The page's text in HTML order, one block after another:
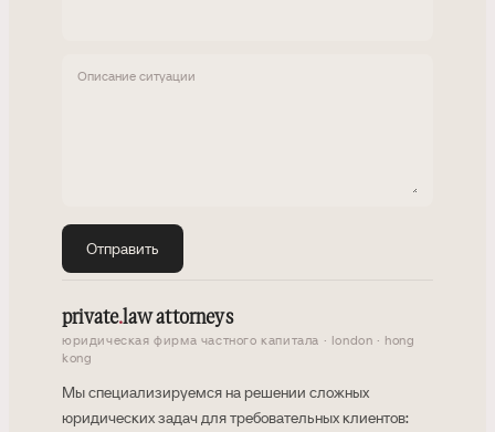
Описание ситуации
Отправить
private.law attorneys
юридическая фирма частного капитала · london · hong
kong
Мы специализируемся на решении сложных
юридических задач для требовательных клиентов: